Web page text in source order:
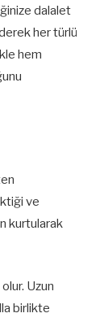
dalalet
her türlü
hem
ve
kurtularak
Uzun
birlikte